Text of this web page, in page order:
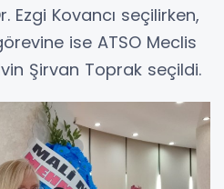
Ezgi Kovancı seçilirken,
ise ATSO Meclis
Şirvan Toprak seçildi.